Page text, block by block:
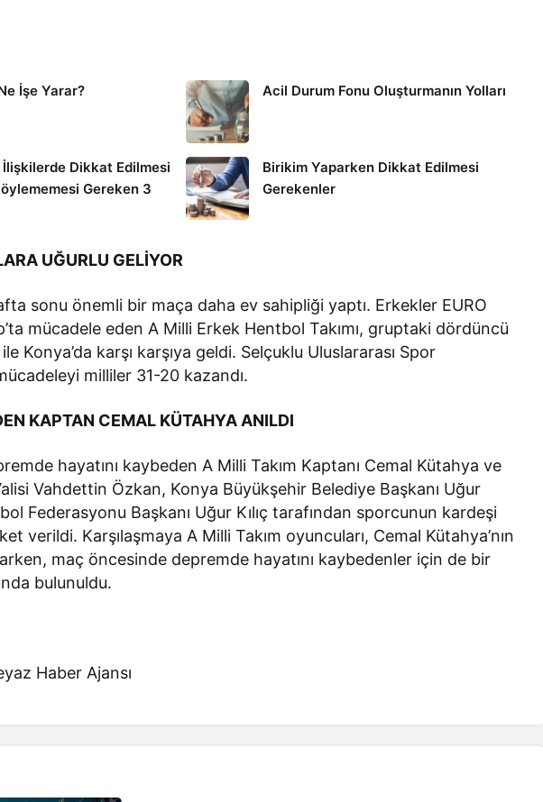
İşe Yarar? Acil Durum Fonu Oluşturmanın Yolları
Dikkat Edilmesi
Gereken 3
Birikim Yaparken Dikkat Edilmesi
Gerekenler
UĞURLU GELİYOR
sonu önemli bir maça daha ev sahipliği yaptı. Erkekler EURO
mücadele eden A Milli Erkek Hentbol Takımı, gruptaki dördüncü
Konya’da karşı karşıya geldi. Selçuklu Uluslararası Spor
milliler 31-20 kazandı.
KAPTAN CEMAL KÜTAHYA ANILDI
hayatını kaybeden A Milli Takım Kaptanı Cemal Kütahya ve
Vahdettin Özkan, Konya Büyükşehir Belediye Başkanı Uğur
Federasyonu Başkanı Uğur Kılıç tarafından sporcunun kardeşi
verildi. Karşılaşmaya A Milli Takım oyuncuları, Cemal Kütahya’nın
maç öncesinde depremde hayatını kaybedenler için de bir
bulunuldu.
Haber Ajansı